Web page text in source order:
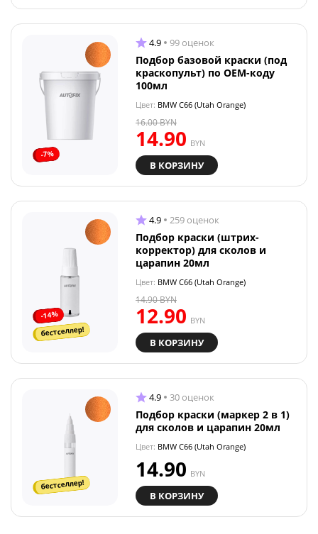
-7%
4.9 99 оценок
Подбор базовой краски (под
краскопульт) по OEM-коду
100мл
Цвет: BMW C66 (Utah Orange)
14.90 BYN
16.00BYN
В КОРЗИНУ
-14%
бестселлер!
4.9 259 оценок
Подбор краски (штрих-
корректор) для сколов и
царапин 20мл
Цвет: BMW C66 (Utah Orange)
12.90 BYN
14.90BYN
В КОРЗИНУ
бестселлер!
4.9 30 оценок
Подбор краски (маркер 2 в 1)
для сколов и царапин 20мл
Цвет: BMW C66 (Utah Orange)
14.90 BYN
В КОРЗИНУ